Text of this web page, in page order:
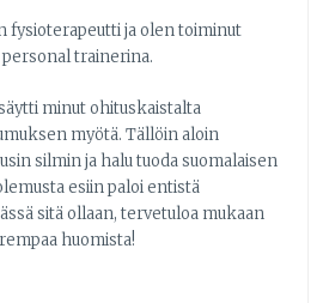
fysioterapeutti ja olen toiminut
trainerina.
minut ohituskaistalta
myötä. Tällöin aloin
silmin ja halu tuoda suomalaisen
esiin paloi entistä
sitä ollaan, tervetuloa mukaan
huomista!